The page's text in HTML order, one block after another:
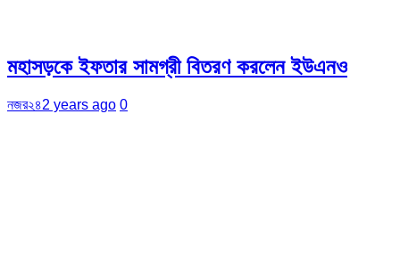
মহাসড়কে ইফতার সামগ্রী বিতরণ করলেন ইউএনও
নজর২৪2 years ago 0